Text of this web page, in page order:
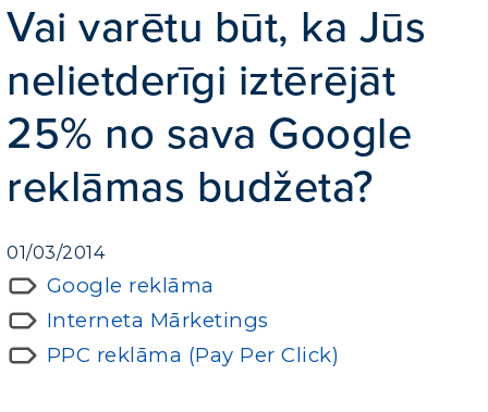
Vai varētu būt, ka Jūs
nelietderīgi iztērējāt
25% no sava Google
reklāmas budžeta?
01/03/2014
Google reklāma
Interneta Mārketings
PPC reklāma (Pay Per Click)